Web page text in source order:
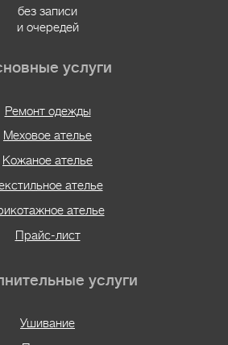
без записи
и очередей
услуги
Ремонт одежды
Меховое ателье
Кожаное ателье
ателье
ателье
Прайс-лист
услуги
Ушивание